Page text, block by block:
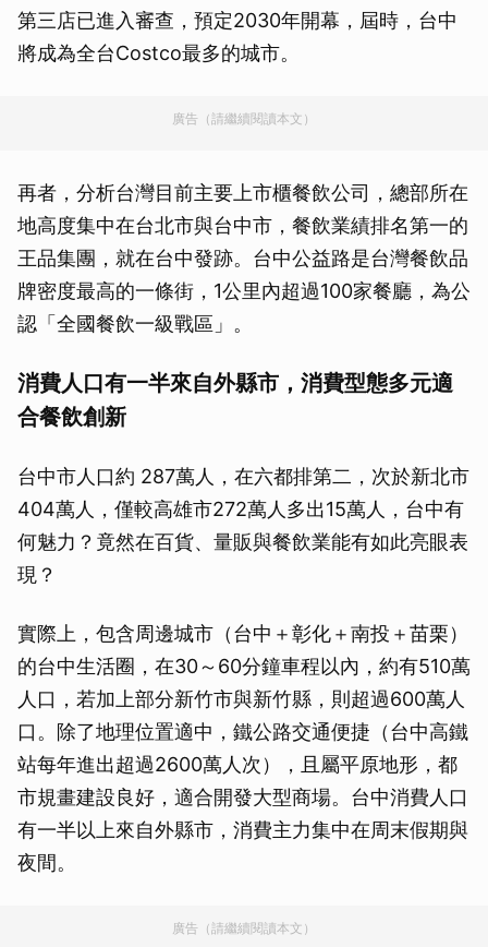
第三店已進入審查，預定2030年開幕，屆時，台中
將成為全台Costco最多的城市。
廣告（請繼續閱讀本文）
再者，分析台灣目前主要上市櫃餐飲公司，總部所在
地高度集中在台北市與台中市，餐飲業績排名第一的
王品集團，就在台中發跡。台中公益路是台灣餐飲品
牌密度最高的一條街，1公里內超過100家餐廳，為公
認「全國餐飲一級戰區」。
消費人口有一半來自外縣市，消費型態多元適
合餐飲創新
台中市人口約 287萬人，在六都排第二，次於新北市
404萬人，僅較高雄市272萬人多出15萬人，台中有
何魅力？竟然在百貨、量販與餐飲業能有如此亮眼表
現？
實際上，包含周邊城市（台中＋彰化＋南投＋苗栗）
的台中生活圈，在30～60分鐘車程以內，約有510萬
人口，若加上部分新竹市與新竹縣，則超過600萬人
口。除了地理位置適中，鐵公路交通便捷（台中高鐵
站每年進出超過2600萬人次），且屬平原地形，都
市規畫建設良好，適合開發大型商場。台中消費人口
有一半以上來自外縣市，消費主力集中在周末假期與
夜間。
廣告（請繼續閱讀本文）